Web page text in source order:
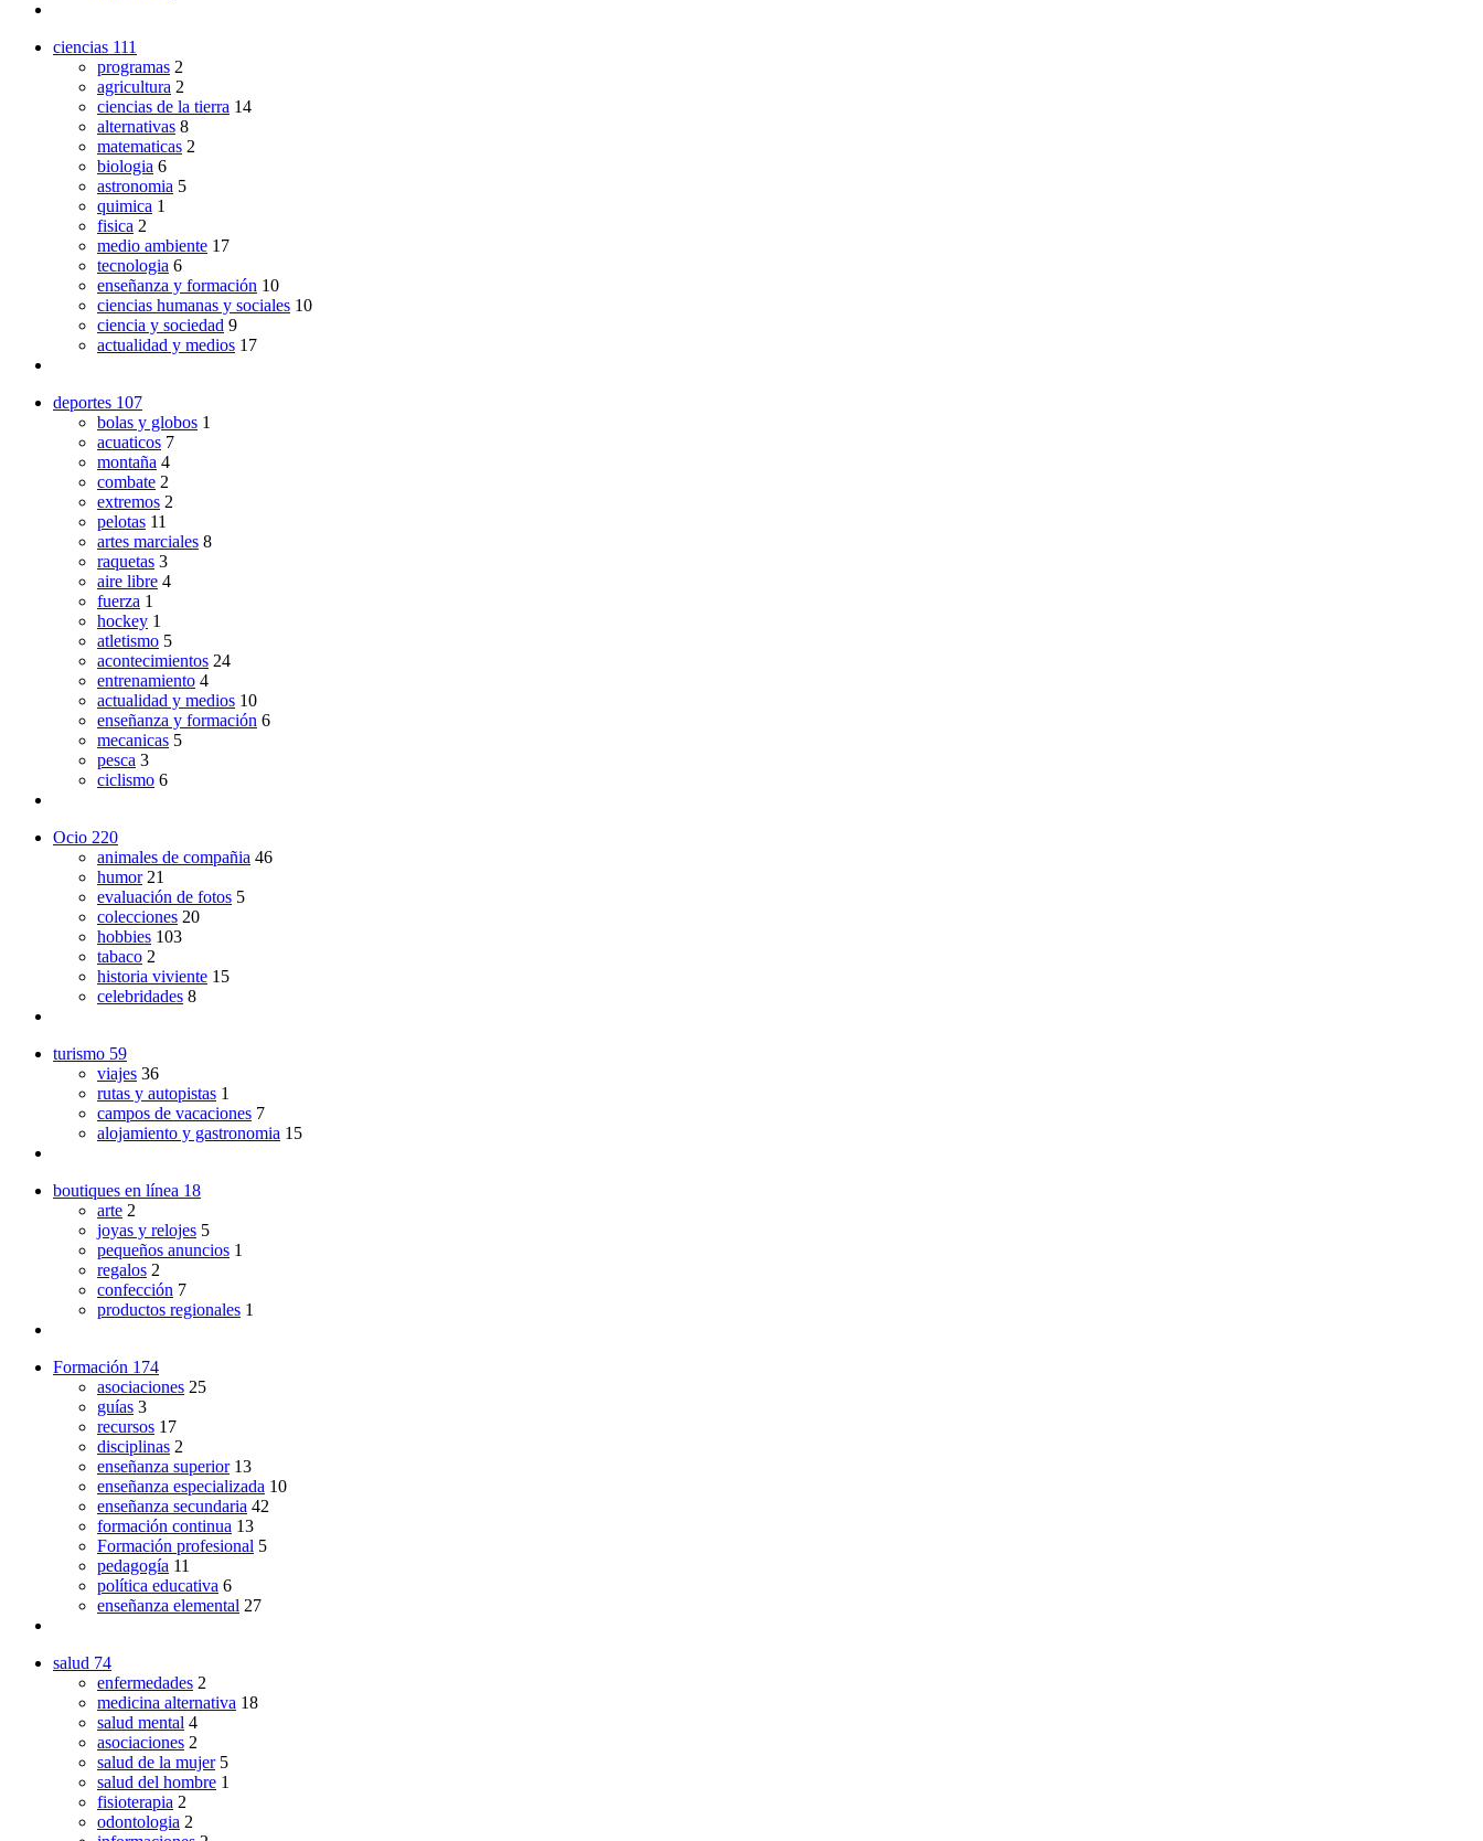
ciencias 111
programas 2
agricultura 2
ciencias de la tierra 14
alternativas 8
matematicas 2
biologia 6
astronomia 5
quimica 1
fisica 2
medio ambiente 17
tecnologia 6
enseñanza y formación 10
ciencias humanas y sociales 10
ciencia y sociedad 9
actualidad y medios 17
deportes 107
bolas y globos 1
acuaticos 7
montaña 4
combate 2
extremos 2
pelotas 11
artes marciales 8
raquetas 3
aire libre 4
fuerza 1
hockey 1
atletismo 5
acontecimientos 24
entrenamiento 4
actualidad y medios 10
enseñanza y formación 6
mecanicas 5
pesca 3
ciclismo 6
Ocio 220
animales de compañia 46
humor 21
evaluación de fotos 5
colecciones 20
hobbies 103
tabaco 2
historia viviente 15
celebridades 8
turismo 59
viajes 36
rutas y autopistas 1
campos de vacaciones 7
alojamiento y gastronomia 15
boutiques en línea 18
arte 2
joyas y relojes 5
pequeños anuncios 1
regalos 2
confección 7
productos regionales 1
Formación 174
asociaciones 25
guías 3
recursos 17
disciplinas 2
enseñanza superior 13
enseñanza especializada 10
enseñanza secundaria 42
formación continua 13
Formación profesional 5
pedagogía 11
política educativa 6
enseñanza elemental 27
salud 74
enfermedades 2
medicina alternativa 18
salud mental 4
asociaciones 2
salud de la mujer 5
salud del hombre 1
fisioterapia 2
odontologia 2